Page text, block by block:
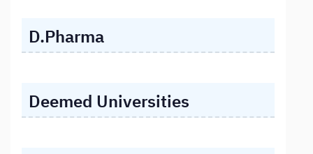
D.Pharma
Deemed Universities